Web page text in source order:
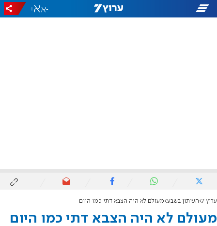
-
+
ערוץ 7 העיתון בשבע מעולם לא היה הצבא דתי כמו היום
מעולם לא היה הצבא דתי כמו היום